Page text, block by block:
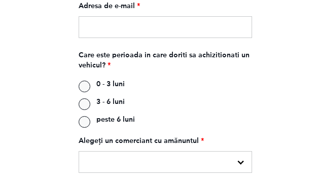
Adresa de e-mail *
Care este perioada in care doriti sa achizitionati un
vehicul? *
0 - 3 luni
3 - 6 luni
peste 6 luni
Alegeți un comerciant cu amănuntul *